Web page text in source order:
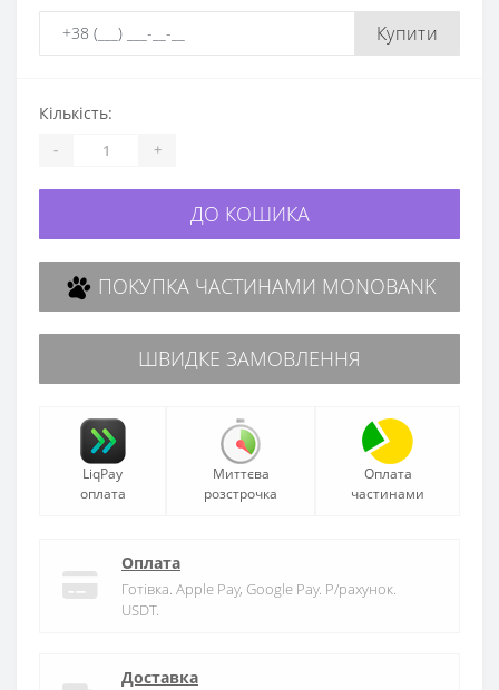
Купити
Кількість:
- +
ДО КОШИКА
ПОКУПКА ЧАСТИНАМИ MONOBANK
ШВИДКЕ ЗАМОВЛЕННЯ
LiqPay
оплата
Миттєва
розстрочка
Оплата
частинами
Оплата
Готівка. Apple Pay, Google Pay. Р/рахунок.
USDT.
Доставка